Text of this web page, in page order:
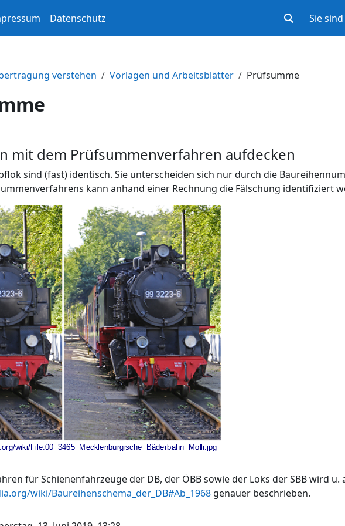
Datenschutz Sucheingabe
Sie
verstehen Vorlagen und Arbeitsblätter Prüfsumme
mit dem Prüfsummenverfahren aufdecken
sind (fast) identisch. Sie unterscheiden sich nur durch die
kann anhand einer Rechnung die Fälschung identifiziert
für Schienenfahrzeuge der DB, der ÖBB sowie der Loks der SBB wird u.
wiki/Baureihenschema_der_DB#Ab_1968 genauer beschrieben.